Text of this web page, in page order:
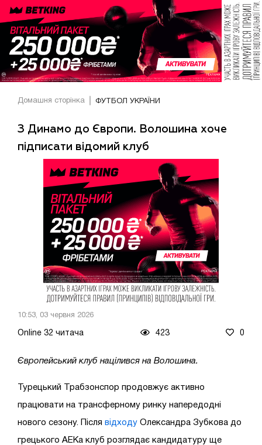
Домашня сторінка ФУТБОЛ УКРАЇНИ
З Динамо до Європи. Волошина хоче
підписати відомий клуб
10:53, 03 червня 2026
Online 32 читача 423 0
Європейський клуб націлився на Волошина.
Турецький Трабзонспор продовжує активно
працювати на трансферному ринку напередодні
нового сезону. Після відходу Олександра Зубкова до
грецького АЕКа клуб розглядає кандидатуру ще